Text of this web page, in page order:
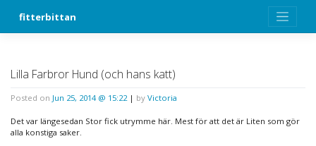
fitterbittan
Lilla Farbror Hund (och hans katt)
Posted on Jun 25, 2014 @ 15:22| by Victoria
Det var längesedan Stor fick utrymme här. Mest för att det är Liten som gör
alla konstiga saker.